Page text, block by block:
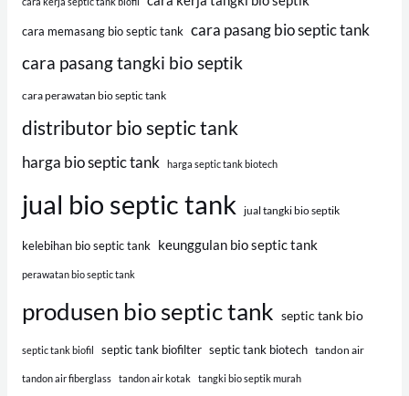
cara memasang bio septic tank cara pasang bio septic tank
cara pasang tangki bio septik
cara perawatan bio septic tank
distributor bio septic tank
harga bio septic tank harga septic tank biotech
jual bio septic tank jual tangki bio septik
kelebihan bio septic tank keunggulan bio septic tank
perawatan bio septic tank
produsen bio septic tank septic tank bio
septic tank biofil septic tank biofilter septic tank biotech tandon air
tandon air fiberglass tandon air kotak tangki bio septik murah